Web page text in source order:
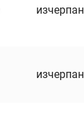
изчерпан
изчерпан